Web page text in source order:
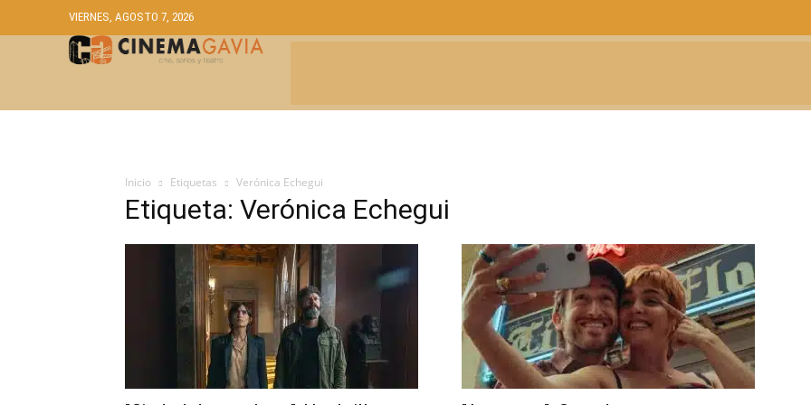
VIERNES, AGOSTO 7, 2026
Inicio Etiquetas Verónica Echegui
Etiqueta: Verónica Echegui